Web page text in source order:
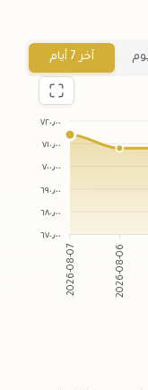
آخر 7 أيام
٧٢٠٫٠٠
٧١٠٫٠٠
٧٠٠٫٠٠
٦٩٠٫٠٠
٦٨٠٫٠٠
٦٧٠٫٠٠
2026-08-07 2026-08-06